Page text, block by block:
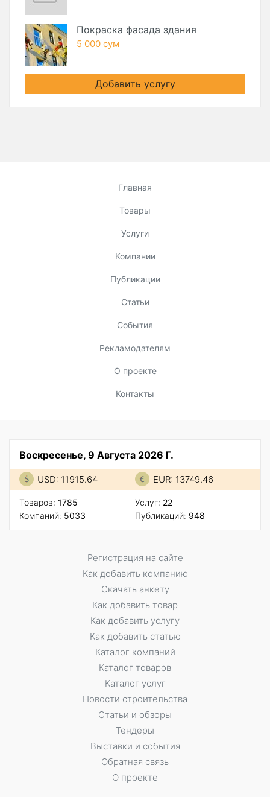
Покраска фасада здания
5 000 сум
Добавить услугу
Главная
Товары
Услуги
Компании
Публикации
Статьи
События
Рекламодателям
О проекте
Контакты
Воскресенье, 9 Августа 2026 Г.
USD: 11915.64 EUR: 13749.46
Товаров: 1785
Компаний: 5033
Услуг: 22
Публикаций: 948
Регистрация на сайте
Как добавить компанию
Скачать анкету
Как добавить товар
Как добавить услугу
Как добавить статью
Каталог компаний
Каталог товаров
Каталог услуг
Новости строительства
Статьи и обзоры
Тендеры
Выставки и события
Обратная связь
О проекте